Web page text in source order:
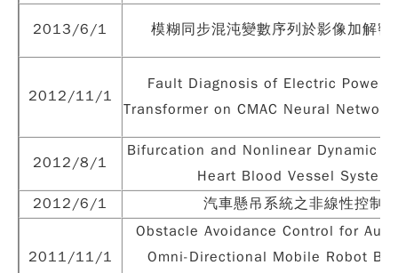
2013/6/1 模糊同步混沌變數序列於影像加解密
2012/11/1
Fault Diagnosis of Electric Power
Transformer on CMAC Neural
2012/8/1
Bifurcation and Nonlinear Dynamic
Heart Blood Vessel System
2012/6/1
汽車懸吊系統之非線性控制
2011/11/1
Obstacle Avoidance Control for
Omni-Directional Mobile Robot